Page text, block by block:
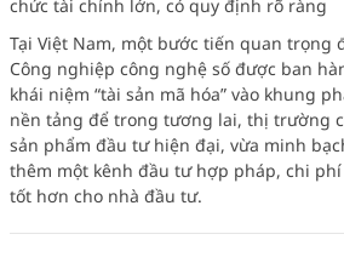
chức tài chính lớn, có quy định rõ ràng
Tại Việt Nam, một bước tiến quan trọng
Công nghiệp công nghệ số được ban
khái niệm “tài sản mã hóa” vào khung
nền tảng để trong tương lai, thị trường
sản phẩm đầu tư hiện đại, vừa minh
thêm một kênh đầu tư hợp pháp, chi
tốt hơn cho nhà đầu tư.